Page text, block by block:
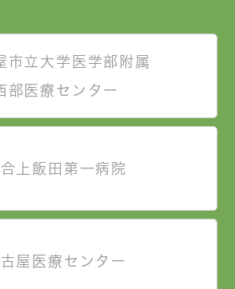
市立大学医学部附属
部医療センター
上飯田第一病院
屋医療センター